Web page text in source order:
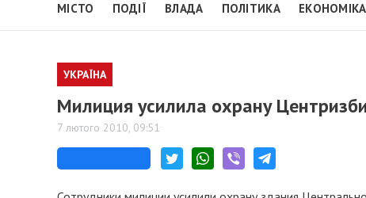
МІСТО ПОДІЇ ВЛАДА ПОЛІТИКА ЕКОНОМІКА
УКРАЇНА
Милиция усилила охрану
7 лютого 2010, 09:51